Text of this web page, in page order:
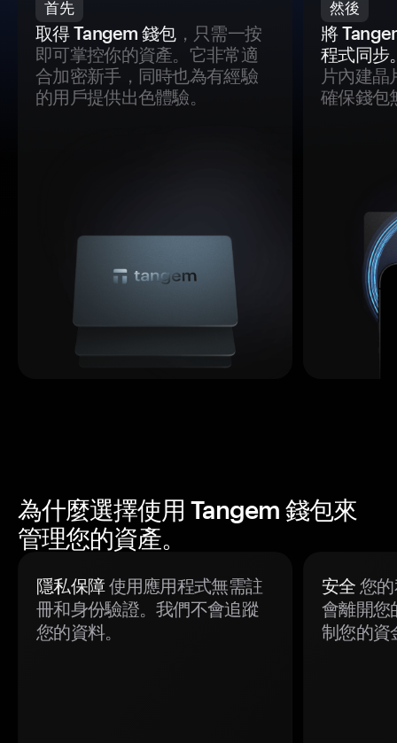
首先
取得 Tangem 錢包，只需一按
即可掌控你的資產。它非常適
合加密新手，同時也為有經驗
的用戶提供出色體驗。
然後
將
程式同步
片內建晶
確保錢包
為什麼選擇使用 Tangem 錢包來
管理您的資產。
隱私保障使用應用程式無需註
冊和身份驗證。我們不會追蹤
您的資料。
安全 您
會離開您
制您的資